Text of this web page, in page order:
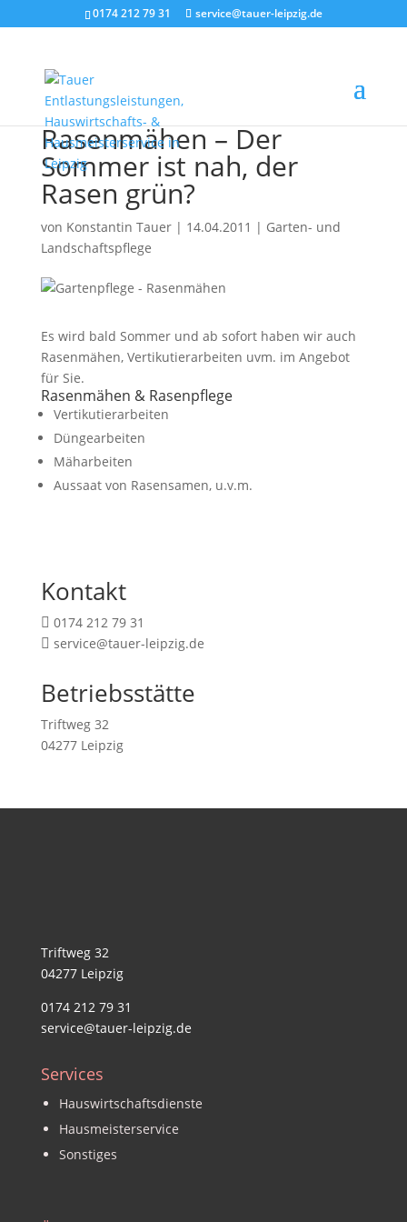
0174 212 79 31 service@tauer-leipzig.de
Rasenmähen – Der
Sommer ist nah, der
Rasen grün?
von Konstantin Tauer| 14.04.2011 | Garten- und
Landschaftspflege
Es wird bald Sommer und ab sofort haben wir auch
Rasenmähen, Vertikutierarbeiten uvm. im Angebot
für Sie.
Rasenmähen & Rasenpflege
Vertikutierarbeiten
Düngearbeiten
Mäharbeiten
Aussaat von Rasensamen, u.v.m.
Kontakt
 0174 212 79 31
 service@tauer-leipzig.de
Betriebsstätte
Triftweg 32
04277 Leipzig
Triftweg 32
04277 Leipzig
0174 212 79 31
service@tauer-leipzig.de
Services
Hauswirtschaftsdienste
Hausmeisterservice
Sonstiges